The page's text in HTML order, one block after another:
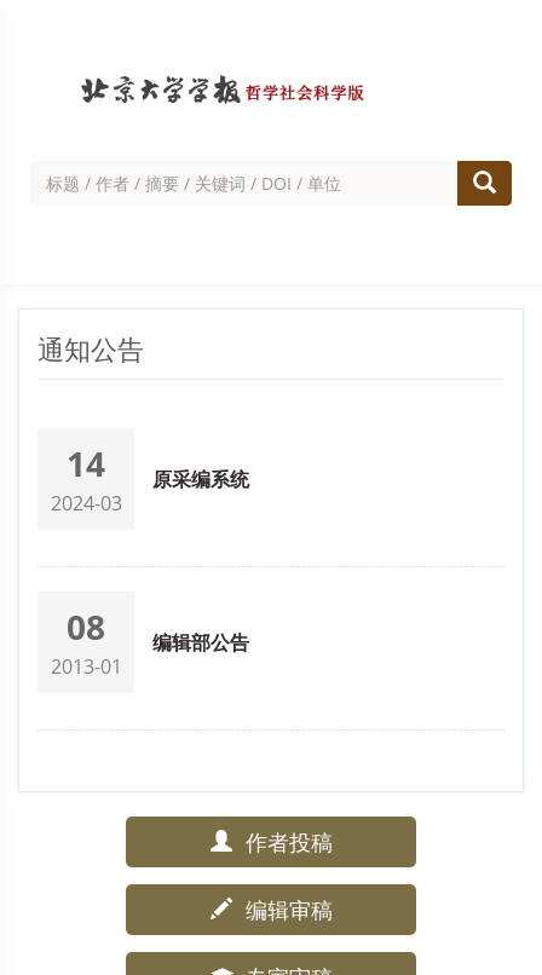
通知公告
14
2024-03
原采编系统
08
2013-01
编辑部公告
作者投稿
编辑审稿